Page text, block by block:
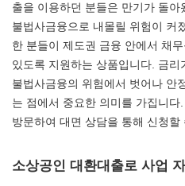
출을 이용하던 분들은 만기가 돌
불법사금융으로 내몰릴 위험이 커
한 분들이 제도권 금융 안에서 채
있도록 지원하는 상품입니다. 금리
불법사금융의 위험에서 벗어나 안
는 점에서 중요한 의미를 가집니
방문하여 대면 상담을 통해 신청할
소상공인 대환대출로 사업